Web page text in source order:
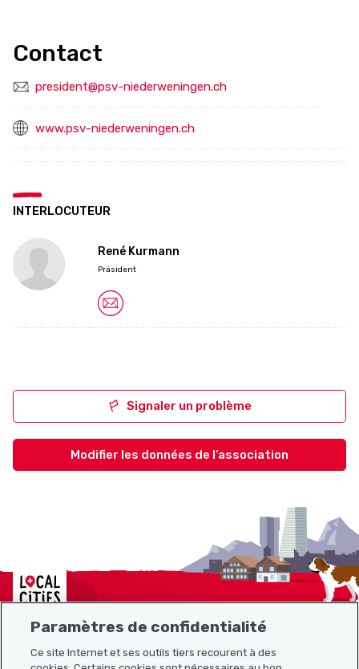
Contact
president@psv-niederweningen.ch
www.psv-niederweningen.ch
INTERLOCUTEUR
René Kurmann
Präsident
Signaler un problème
Modifier les données de l’association
Localcities
Paramètres de confidentialité
Ce site Internet et ses outils tiers recourent à des